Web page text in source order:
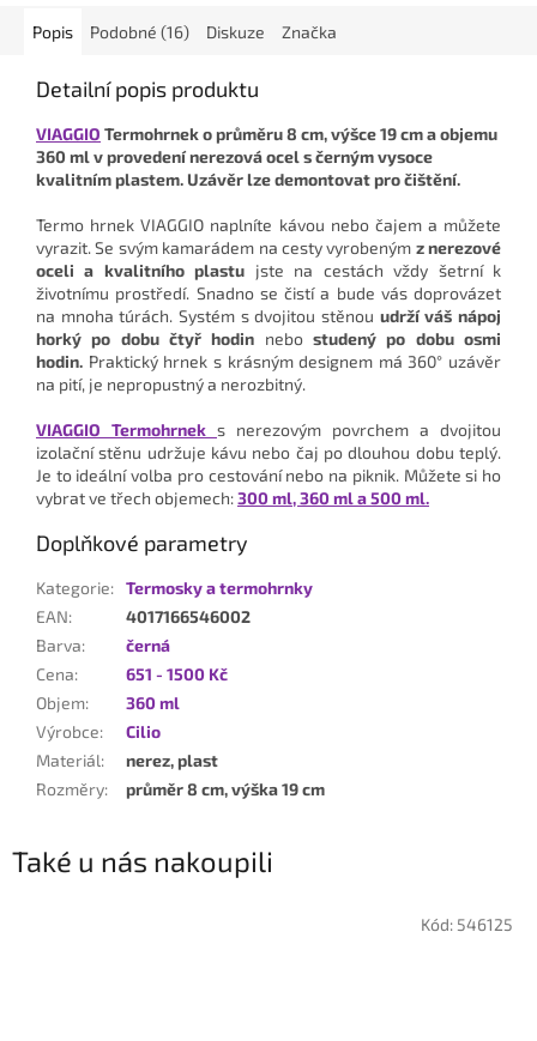
Popis Podobné (16) Diskuze Značka
Detailní popis produktu
VIAGGIO Termohrnek o průměru 8 cm, výšce 19 cm a objemu
360 ml v provedení nerezová ocel s černým vysoce
kvalitním plastem. Uzávěr lze demontovat pro čištění.
Termo hrnek VIAGGIO naplníte kávou nebo čajem a můžete
vyrazit. Se svým kamarádem na cesty vyrobeným z nerezové
oceli a kvalitního plastu jste na cestách vždy šetrní k
životnímu prostředí. Snadno se čistí a bude vás doprovázet
na mnoha túrách. Systém s dvojitou stěnou udrží váš nápoj
horký po dobu čtyř hodin nebostudený po dobu osmi
hodin. Praktický hrnek s krásným designem má 360° uzávěr
na pití, je nepropustný a nerozbitný.
VIAGGIO Termohrnek s nerezovým povrchem a dvojitou
izolační stěnu udržuje kávu nebo čaj po dlouhou dobu teplý.
Je to ideální volba pro cestování nebo na piknik. Můžete si ho
vybrat ve třech objemech:300 ml, 360 ml a 500 ml.
Doplňkové parametry
Kategorie: Termosky a termohrnky
EAN:
4017166546002
Barva:
černá
Cena:
651 - 1500 Kč
Objem:
360 ml
Výrobce:
Cilio
Materiál:
nerez, plast
Rozměry: průměr 8 cm, výška 19 cm
Také u nás nakoupili
Kód: 546125